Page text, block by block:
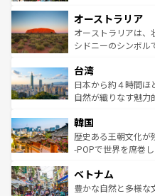
部のニューオーリン
文化が魅力。旅行者
しみながら、その多
ならではの贅沢な旅のスタイルだ
情報はコンテンツ一
ワイ島は見逃せない
島だが、静かな自然
おすすめ。エメラル
れるおもてなしの心
人々、おいしいロー
ク、伝統的なフラダ
ワイを、存分に味わってほしい。 な
はコンテンツ一覧を
オーストラリア
オーストラリアは、
シドニーのシンボル
リアリーフや大陸中
ク）、タスマニアの
ど、見どころがたく
いる。アクティビテ
ビング、ハイキング
い。オーストラリア
参照してほしい。
台湾
日本から約４時間ほ
自然が織りなす魅力
ン）、静ひつな山岳
と山間の静けさが共
驚きをもたらしてく
容にもいいと評判の
が味わえ
韓国
歴史ある王朝文化が
-POPで世界を席巻
き、地方に足を延ば
できる。そして、キ
ベトナム
豊かな自然と多様な